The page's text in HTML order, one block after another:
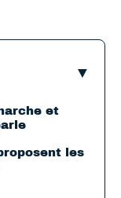
et
les